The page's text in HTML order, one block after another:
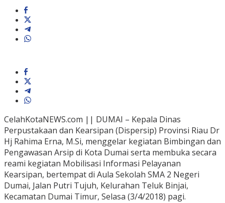
CelahKotaNEWS.com || DUMAI – Kepala Dinas
Perpustakaan dan Kearsipan (Dispersip) Provinsi Riau Dr
Hj Rahima Erna, M.Si, menggelar kegiatan Bimbingan dan
Pengawasan Arsip di Kota Dumai serta membuka secara
reami kegiatan Mobilisasi Informasi Pelayanan
Kearsipan, bertempat di Aula Sekolah SMA 2 Negeri
Dumai, Jalan Putri Tujuh, Kelurahan Teluk Binjai,
Kecamatan Dumai Timur, Selasa (3/4/2018) pagi.